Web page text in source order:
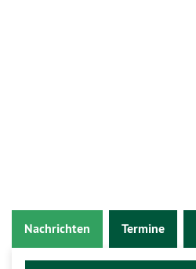
Nachrichten Termine